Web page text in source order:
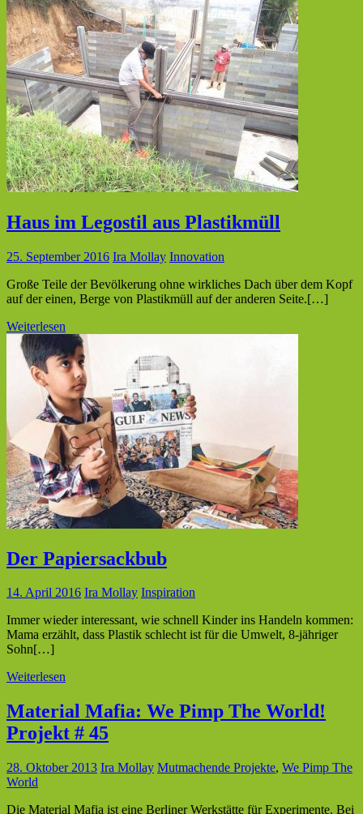
Haus im Legostil aus Plastikmüll
25. September 2016 Ira Mollay Innovation
Große Teile der Bevölkerung ohne wirkliches Dach über dem Kopf
auf der einen, Berge von Plastikmüll auf der anderen Seite.[…]
Weiterlesen
Der Papiersackbub
14. April 2016 Ira Mollay Inspiration
Immer wieder interessant, wie schnell Kinder ins Handeln kommen:
Mama erzählt, dass Plastik schlecht ist für die Umwelt, 8-jähriger
Sohn[…]
Weiterlesen
Material Mafia: We Pimp The World!
Projekt # 45
28. Oktober 2013 Ira Mollay Mutmachende Projekte, We Pimp The
World
Die Material Mafia ist eine Berliner Werkstätte für Experimente. Bei